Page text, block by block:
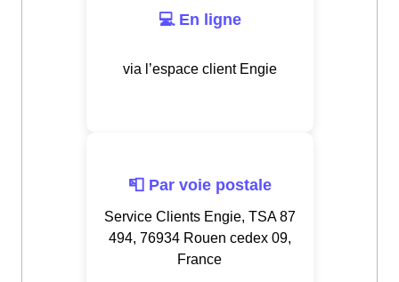
💻 En ligne
via l’espace client Engie
📮 Par voie postale
Service Clients Engie, TSA 87
494, 76934 Rouen cedex 09,
France